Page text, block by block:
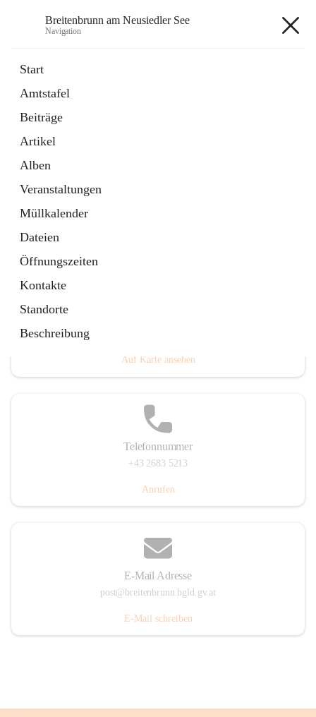
Breitenbrunn am Neusiedler See
Navigation
Start
Amtstafel
Beiträge
Artikel
Alben
Veranstaltungen
Müllkalender
Dateien
Öffnungszeiten
Kontakte
Standorte
Beschreibung
18 Schnellzugriffe
Gemeindeservice
Auf Karte ansehen
Telefonnummer
+43 2683 5213
Anrufen
E-Mail Adresse
post@breitenbrunn.bgld.gv.at
E-Mail schreiben